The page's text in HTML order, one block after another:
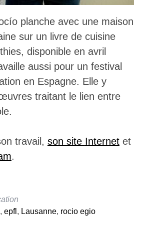
planche avec une maison
sur un livre de cuisine
disponible en avril
aussi pour un festival
en Espagne. Elle y
traitant le lien entre
travail, son site Internetet
.
, epfl , Lausanne, rocio egio